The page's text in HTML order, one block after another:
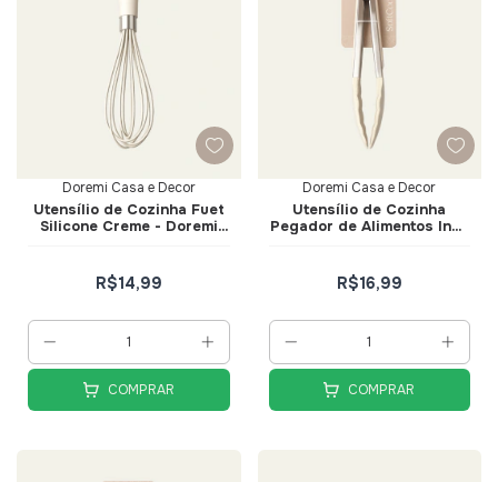
Doremi Casa e Decor
Utensílio de Cozinha Fuet
Silicone Creme - Doremi
R$14,99
COMPRAR
Doremi Casa e Decor
Utensílio de Cozinha
Pegador de Alimentos Inox
R$16,99
COMPRAR